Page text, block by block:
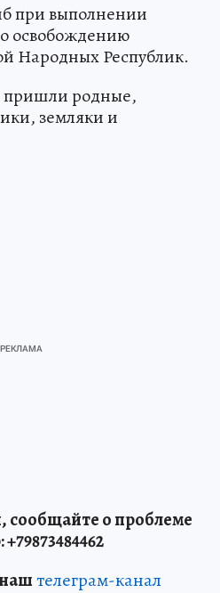
при выполнении
освобождению
Народных Республик.
пришли родные,
земляки и
сообщайте о проблеме
телеграм-канал